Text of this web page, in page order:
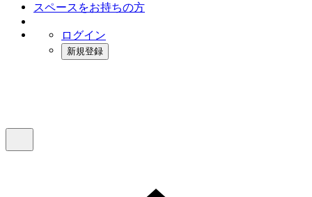
スペースをお持ちの方
ログイン
新規登録